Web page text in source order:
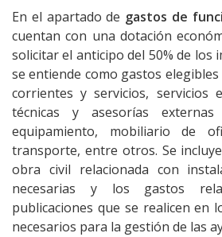
En el apartado de gastos de
cuentan con una dotación
solicitar el anticipo del 50% de los
se entiende como gastos
corrientes y servicios, servicios
técnicas y asesorías
equipamiento, mobiliario de
transporte, entre otros. Se
obra civil relacionada con
necesarias y los gastos
publicaciones que se realicen en
necesarios para la gestión de las